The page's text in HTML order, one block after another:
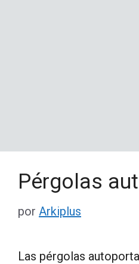
Pérgolas
por Arkiplus
Las pérgolas